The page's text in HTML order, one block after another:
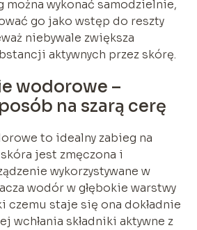
można wykonać samodzielnie,
go jako wstęp do reszty
niebywale zwiększa
aktywnych przez skórę.
wodorowe –
na szarą cerę
to idealny zabieg na
jest zmęczona i
wykorzystywane w
wodór w głębokie warstwy
czemu staje się ona dokładnie
wchłania składniki aktywne z